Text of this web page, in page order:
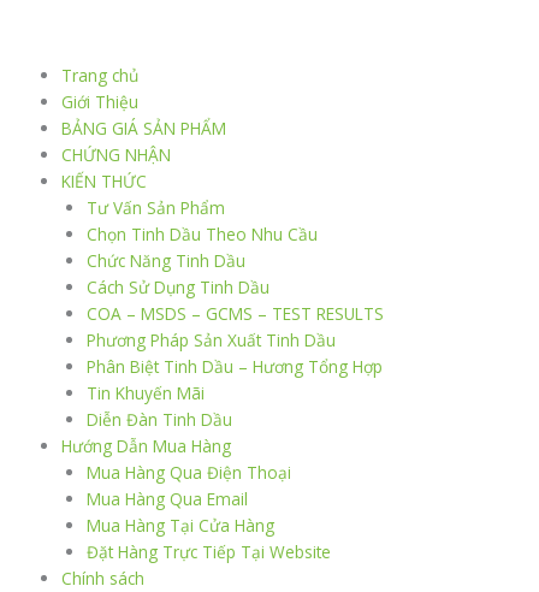
Trang chủ
Giới Thiệu
BẢNG GIÁ SẢN PHẨM
CHỨNG NHẬN
KIẾN THỨC
Tư Vấn Sản Phẩm
Chọn Tinh Dầu Theo Nhu Cầu
Chức Năng Tinh Dầu
Cách Sử Dụng Tinh Dầu
COA – MSDS – GCMS – TEST RESULTS
Phương Pháp Sản Xuất Tinh Dầu
Phân Biệt Tinh Dầu – Hương Tổng Hợp
Tin Khuyến Mãi
Diễn Đàn Tinh Dầu
Hướng Dẫn Mua Hàng
Mua Hàng Qua Điện Thoại
Mua Hàng Qua Email
Mua Hàng Tại Cửa Hàng
Đặt Hàng Trực Tiếp Tại Website
Chính sách